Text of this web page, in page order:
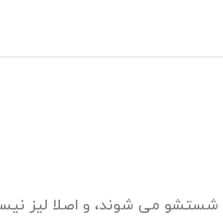
شستشو می شوند، و اصلا لیز